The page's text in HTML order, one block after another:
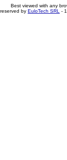
Best viewed with any
by EuloTech SRL -